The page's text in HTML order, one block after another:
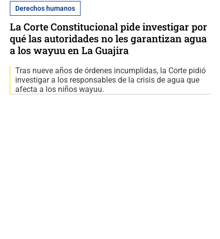
Derechos humanos
La Corte Constitucional pide investigar por
qué las autoridades no les garantizan agua
a los wayuu en La Guajira
Tras nueve años de órdenes incumplidas, la Corte pidió
investigar a los responsables de la crisis de agua que
afecta a los niños wayuu.